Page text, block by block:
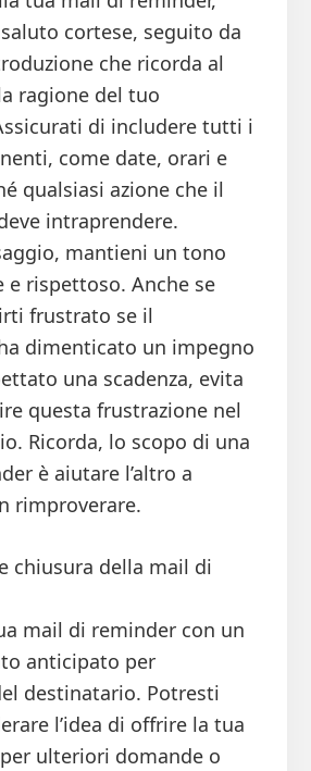
cortese, seguito da
che ricorda al
ragione del tuo
di includere tutti i
come date, orari e
qualsiasi azione che il
intraprendere.
mantieni un tono
e rispettoso. Anche se
frustrato se il
dimenticato un impegno
una scadenza, evita
questa frustrazione nel
Ricorda, lo scopo di una
è aiutare l’altro a
rimproverare.
chiusura della mail di
mail di reminder con un
anticipato per
destinatario. Potresti
l’idea di offrire la tua
ulteriori domande o